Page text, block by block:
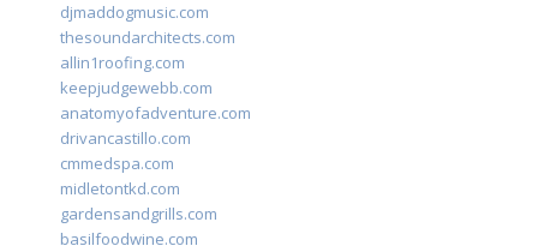
djmaddogmusic.com
thesoundarchitects.com
allin1roofing.com
keepjudgewebb.com
anatomyofadventure.com
drivancastillo.com
cmmedspa.com
midletontkd.com
gardensandgrills.com
basilfoodwine.com